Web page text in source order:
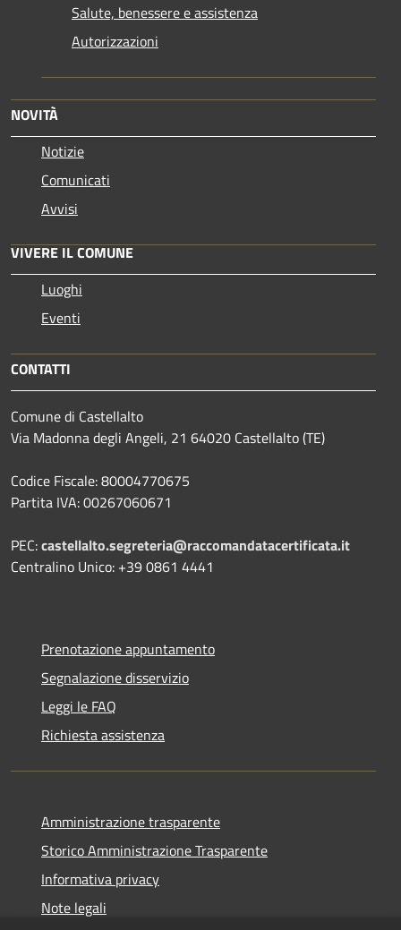
Salute, benessere e assistenza
Autorizzazioni
NOVITÀ
Notizie
Comunicati
Avvisi
VIVERE IL COMUNE
Luoghi
Eventi
CONTATTI
Comune di Castellalto
Via Madonna degli Angeli, 21 64020 Castellalto (TE)
Codice Fiscale: 80004770675
Partita IVA: 00267060671
PEC:castellalto.segreteria@raccomandatacertificata.it
Centralino Unico: +39 0861 4441
Prenotazione appuntamento
Segnalazione disservizio
Leggi le FAQ
Richiesta assistenza
Amministrazione trasparente
Storico Amministrazione Trasparente
Informativa privacy
Note legali